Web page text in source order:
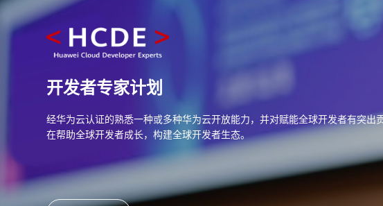
开发者专家计划
经华为云认证的熟悉一种或多种华为云开放能力，并对赋能全球开发者有突出
在帮助全球开发者成长，构建全球开发者生态。